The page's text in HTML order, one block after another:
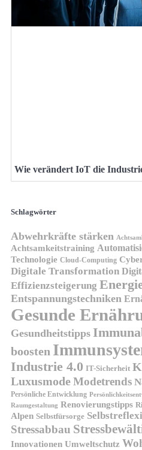
Wie verändert IoT die
Schlagwörter
Abwehrkräfte stärken
Achtsamkeitstraining
Technologie Cloud-Computing
Digitale Transformation
Effizienzsteigerung
Entspannungstechniken
Gesunde
Gesundheitstipps
boosten
Industrie 4.0 IT-Sicherheit
LuxusmodeModetrends
Persönliche Entwicklung
Raumgestaltung Renovierungstipps
Alpen Selbstfürsorge
Stressabbau
Innovationen Umweltschutz